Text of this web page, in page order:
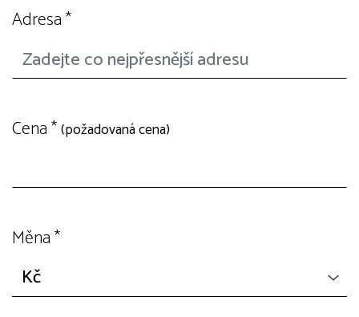
Adresa*
Cena*(požadovaná cena)
Měna*